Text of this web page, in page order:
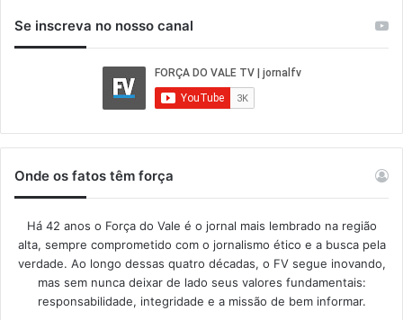
Se inscreva no nosso canal
Onde os fatos têm força
Há 42 anos o Força do Vale é o jornal mais lembrado na região
alta, sempre comprometido com o jornalismo ético e a busca pela
verdade. Ao longo dessas quatro décadas, o FV segue inovando,
mas sem nunca deixar de lado seus valores fundamentais:
responsabilidade, integridade e a missão de bem informar.​